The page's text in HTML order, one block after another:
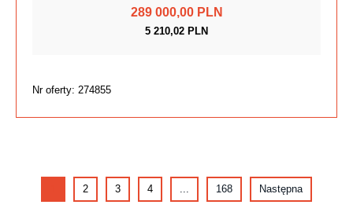
289 000,00 PLN
5 210,02 PLN
Nr oferty: 274855
2 3 4 ... 168 Następna